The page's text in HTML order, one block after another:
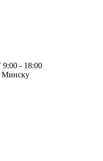
- 18:00
Минску